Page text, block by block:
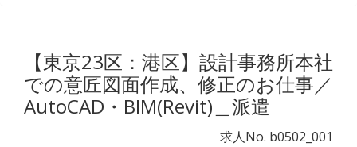
【東京23区：港区】設計事務所本社
での意匠図面作成、修正のお仕事／
AutoCAD・BIM(Revit)＿派遣
求人No. b0502_001